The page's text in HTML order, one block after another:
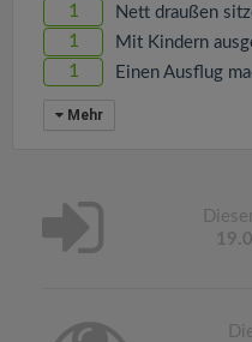
1 Nett draußen
1 Mit Kindern
1 Einen Ausflug
Mehr